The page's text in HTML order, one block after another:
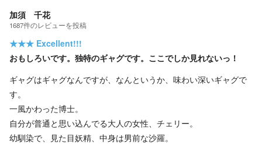
加須 千花
1687件のレビューを投稿
★★★ Excellent!!!
おもしろいです。独特のギャグです。ここでしか見れないっ！
ギャグはギャグなんですが、なんというか、味わい深いギャグで
す。
一風かわった博士。
自分が普通と思い込んでる大人の女性、チェリー。
幼馴染で、見た目妖精、中身は男前な沙羅。